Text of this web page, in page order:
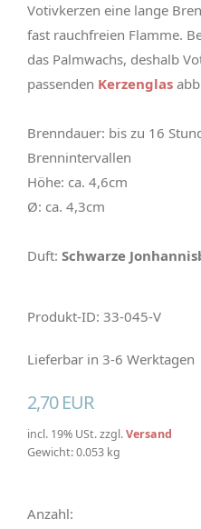
Votivkerzen eine lange
fast rauchfreien Flamme.
das Palmwachs, deshalb
passenden Kerzenglas
Brenndauer: bis zu 16
Brennintervallen
Höhe: ca. 4,6cm
Ø: ca. 4,3cm
Duft: Schwarze
Produkt-ID: 33-045-V
Lieferbar in 3-6 Werktagen
2,70 EUR
incl. 19% USt. zzgl.Versand
Gewicht: 0.053 kg
Anzahl: